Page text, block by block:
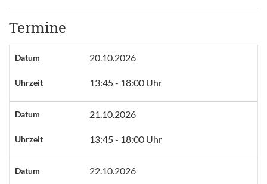
Termine
Datum 20.10.2026
Uhrzeit 13:45 - 18:00 Uhr
Datum 21.10.2026
Uhrzeit 13:45 - 18:00 Uhr
Datum 22.10.2026